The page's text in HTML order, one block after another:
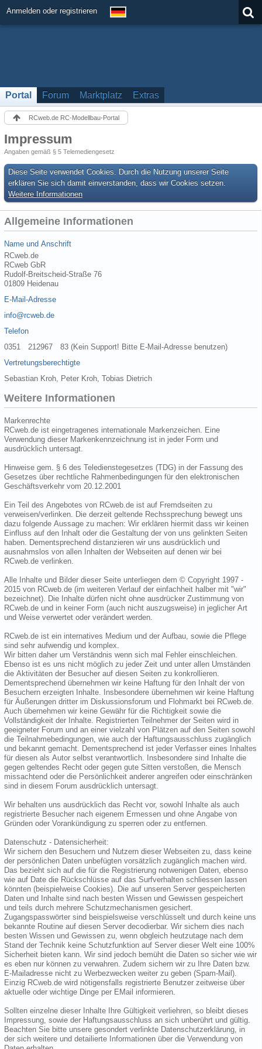
Anmelden oder registrieren
Portal Forum Marktplatz Extras
RCweb.de RC-Modellbau-Portal
Impressum
Angaben gemäß § 5 Telemediengesetz
Diese Seite verwendet Cookies. Durch die Nutzung unserer Seite
erklären Sie sich damit einverstanden, dass wir Cookies setzen.
Weitere Informationen
Allgemeine Informationen
Name und Anschrift
RCweb.de
RCweb GbR
Rudolf-Breitscheid-Straße 76
01809 Heidenau
E-Mail-Adresse
info@rcweb.de
Telefon
0351 212967 83 (Kein Support! Bitte E-Mail-Adresse benutzen)
Vertretungsberechtigte
Sebastian Kroh, Peter Kroh, Tobias Dietrich
Weitere Informationen
Markenrechte
RCweb.de ist eingetragenes internationale Markenzeichen. Eine
Verwendung dieser Markenkennzeichnung ist in jeder Form und
ausdrücklich untersagt.
Hinweise gem. § 6 des Teledienstegesetzes (TDG) in der Fassung des
Gesetzes über rechtliche Rahmenbedingungen für den elektronischen
Geschäftsverkehr vom 20.12.2001
Ein Teil des Angebotes von RCweb.de ist auf Fremdseiten zu
verweisen/verlinken. Die derzeit geltende Rechssprechung bewegt uns
dazu folgende Aussage zu machen: Wir erklären hiermit dass wir keinen
Einfluss auf den Inhalt oder die Gestaltung der von uns gelinkten Seiten
haben. Dementsprechend distanzieren wir uns ausdrücklich und
ausnahmslos von allen Inhalten der Webseiten auf denen wir bei
RCweb.de verlinken.
Alle Inhalte und Bilder dieser Seite unterliegen dem © Copyright 1997 -
2015 von RCweb.de (im weiteren Verlauf der einfachheit halber mit "wir"
bezeichnet). Die Inhalte dürfen nicht ohne ausdrücker Zustimmung von
RCweb.de und in keiner Form (auch nicht auszugsweise) in jeglicher Art
und Weise verwertet oder verändert werden.
RCweb.de ist ein internatives Medium und der Aufbau, sowie die Pflege
sind sehr aufwendig und komplex.
Wir bitten daher um Verständnis wenn sich mal Fehler einschleichen.
Ebenso ist es uns nicht möglich zu jeder Zeit und unter allen Umständen
die Aktivitäten der Besucher auf diesen Seiten zu konkrollieren.
Dementsprechend übernehmen wir keine Haftung für den Inhalt der von
Besuchern erzeigten Inhalte. Insbesondere übernehmen wir keine Haftung
für Äußerungen dritter im Diskussionsforum und Flohmarkt bei RCweb.de.
Auch übernehmen wir keine Gewähr für die Richtigkeit sowie die
Vollständigkeit der Inhalte. Registrierten Teilnehmer der Seiten wird in
geeigneter Forum und an einer vielzahl von Plätzen auf den Seiten sowohl
die Teilnahmebedingungen, wie auch der Haftungsausschluss zugänglich
und bekannt gemacht. Dementsprechend ist jeder Verfasser eines Inhaltes
für diesen als Autor selbst verantwortlich. Insbesondere sind Inhalte die
gegen geltendes Recht oder gegen gute Sitten verstoßen, die Mensch
missachtend oder die Persönlichkeit anderer angreifen oder einschränken
sind in diesem Forum ausdrücklich untersagt.
Wir behalten uns ausdrücklich das Recht vor, sowohl Inhalte als auch
registrierte Besucher nach eigenem Ermessen und ohne Angabe von
Gründen oder Vorankündigung zu sperren oder zu entfernen.
Datenschutz - Datensicherheit:
Wir sichern den Besuchern und Nutzern dieser Webseiten zu, dass keine
der persönlichen Daten unbefügten vorsätzlich zugänglich machen wird.
Das bezieht sich auf die für die Registrierung notwenigen Daten, ebenso
wie auf Date die Rückschlüsse auf das Surfverhalten schliessen lassen
könnten (beispielweise Cookies). Die auf unseren Server gespeicherten
Daten und Inhalte sind nach besten Wissen und Gewissen gespeichert
und teils durch mehrere Schutzmechanismen gesichert.
Zugangspasswörter sind beispielsweise verschlüsselt und durch keine uns
bekannte Routine auf diesen Server decodierbar. Wir sichern dies nach
besten Wissen und Gewissen zu, wenn obgleich heutzutage nach dem
Stand der Technik keine Schutzfunktion auf Server dieser Welt eine 100%
Sicherheit bieten kann. Wir sind jedoch bemüht die Daten so sicher wie wir
es eben nur können zu verwahren. Zudem sichern wir zu Ihre Daten bzw.
E-Mailadresse nicht zu Werbezwecken weiter zu geben (Spam-Mail).
Einzig RCweb.de wird nötigensfalls registrierte Benutzer zeitweise über
aktuelle oder wichtige Dinge per EMail informieren.
Sollten einzelne dieser Inhalte Ihre Gültigkeit verliehren, so bleibt dieses
Impressung, sowie der Haftungsausschluss an sich unberührt und gültig.
Beachten Sie bitte unsere gesondert verlinkte Datenschutzerklärung, in
der sich weitere und detailierte Informationen über die Verwendung von